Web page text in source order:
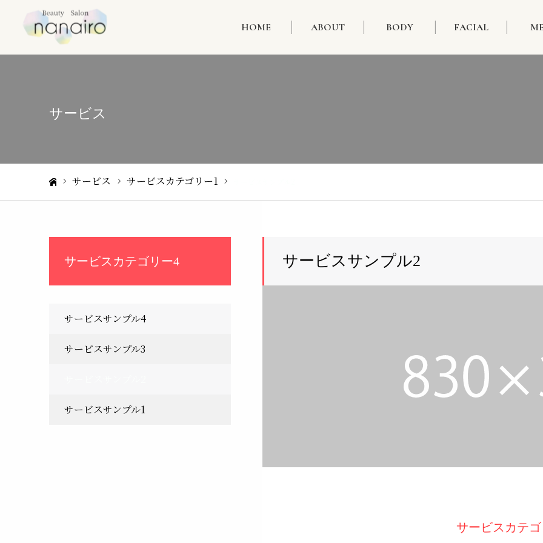
HOME ABOUT BODY FACIAL
サービス
ホーム
サービス サービスカテゴリー1
サービスサンプル2
サービスカテ
サービスカテゴリー4
サービスサンプル4
サービスサンプル3
サービスサンプル1